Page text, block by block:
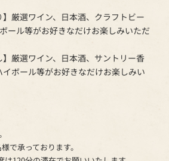
】厳選ワイン、日本酒、クラフトビー
ール等がお好きなだけお楽しみいただ
】厳選ワイン、日本酒、サントリー香
ボール等がお好きなだけお楽しみい
で承っております。